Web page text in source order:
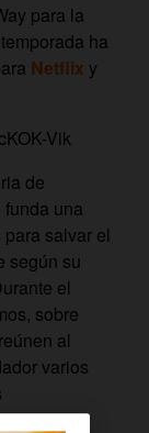
para la
ha
Netflix y
Vik
de
una
para salvar el
según su
el
sobre
al
varios